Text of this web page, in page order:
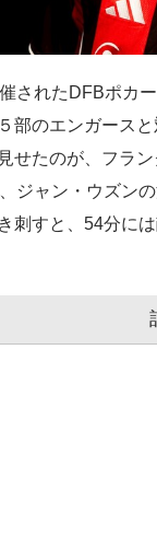
されたDFBポカ
５部のエンガース
せたのが、フラ
ジャン・ウズン
刺すと、54分に